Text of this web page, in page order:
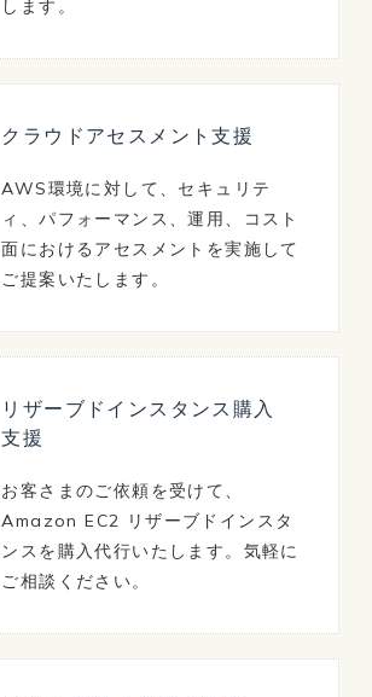
します。
クラウドアセスメント支援
AWS環境に対して、セキュリテ
ィ、パフォーマンス、運用、コスト
面におけるアセスメントを実施して
ご提案いたします。
リザーブドインスタンス購入
支援
お客さまのご依頼を受けて、
Amazon EC2 リザーブドインスタ
ンスを購入代行いたします。気軽に
ご相談ください。